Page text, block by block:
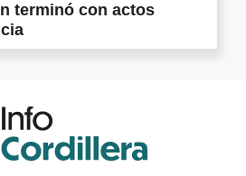
terminó con actos